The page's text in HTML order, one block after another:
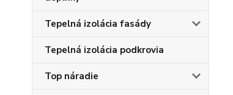
Tepelná izolácia fasády
Tepelná izolácia podkrovia
Top náradie